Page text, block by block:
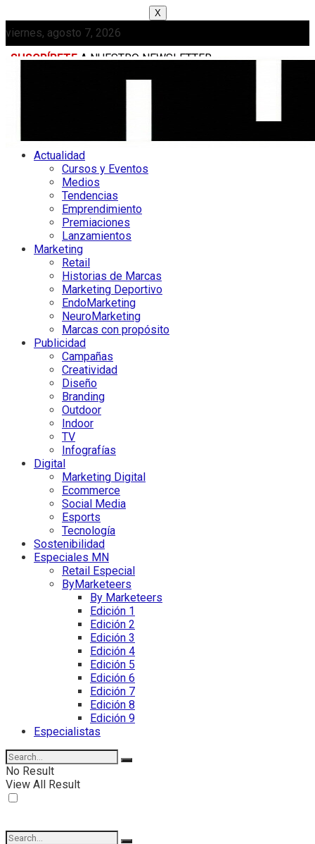
X
viernes, agosto 7, 2026
SUSCRÍBETE A NUESTRO NEWSLETTER
Actualidad
Cursos y Eventos
Medios
Tendencias
Emprendimiento
Premiaciones
Lanzamientos
Marketing
Retail
Historias de Marcas
Marketing Deportivo
EndoMarketing
NeuroMarketing
Marcas con propósito
Publicidad
Campañas
Creatividad
Diseño
Branding
Outdoor
Indoor
TV
Infografías
Digital
Marketing Digital
Ecommerce
Social Media
Esports
Tecnología
Sostenibilidad
Especiales MN
Retail Especial
ByMarketeers
By Marketeers
Edición 1
Edición 2
Edición 3
Edición 4
Edición 5
Edición 6
Edición 7
Edición 8
Edición 9
Especialistas
No Result
View All Result